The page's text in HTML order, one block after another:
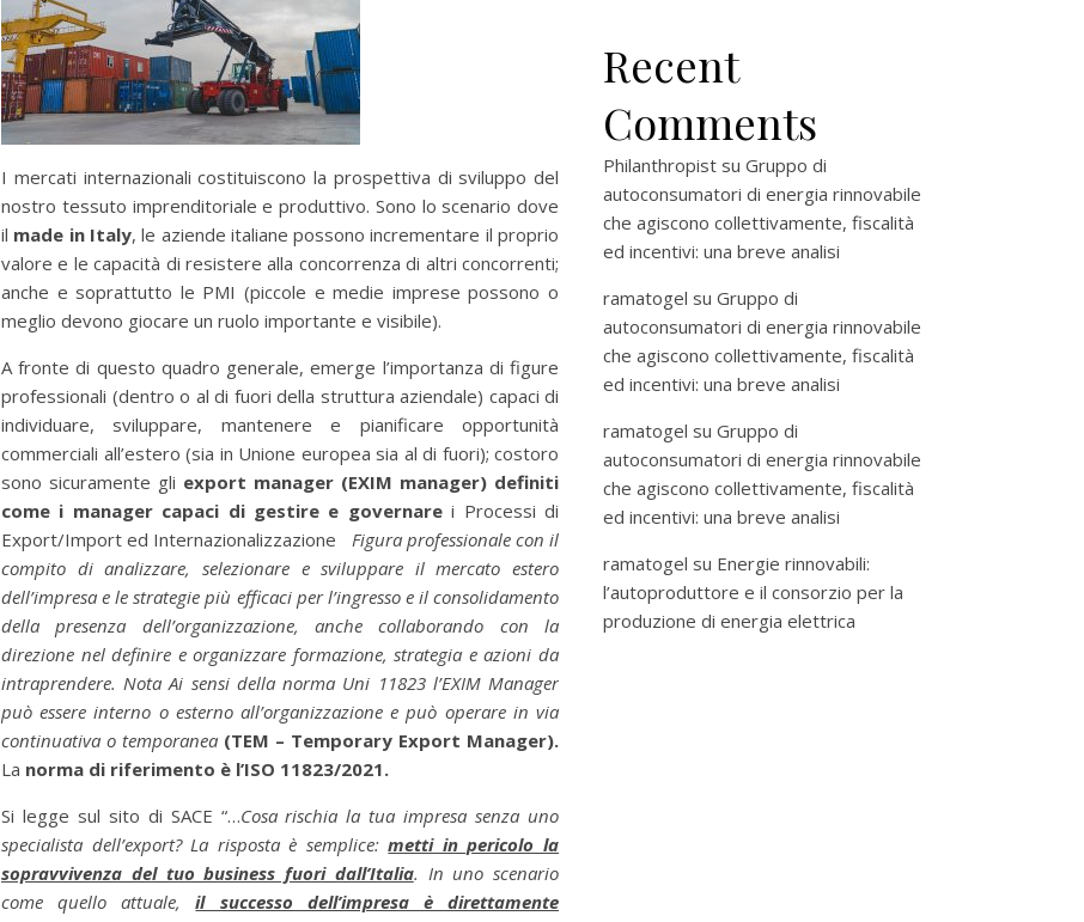
I mercati internazionali costituiscono la prospettiva di sviluppo del
nostro tessuto imprenditoriale e produttivo. Sono lo scenario dove
il made in Italy, le aziende italiane possono incrementare il proprio
valore e le capacità di resistere alla concorrenza di altri concorrenti;
anche e soprattutto le PMI (piccole e medie imprese possono o
meglio devono giocare un ruolo importante e visibile).
A fronte di questo quadro generale, emerge l’importanza di figure
professionali (dentro o al di fuori della struttura aziendale) capaci di
individuare, sviluppare, mantenere e pianificare opportunità
commerciali all’estero (sia in Unione europea sia al di fuori); costoro
sono sicuramente gli export manager (EXIM manager) definiti
come i manager capaci di gestire e governarei Processi di
Export/Import ed Internazionalizzazione Figura professionale con il
compito di analizzare, selezionare e sviluppare il mercato estero
dell’impresa e le strategie più efficaci per l’ingresso e il consolidamento
della presenza dell’organizzazione, anche collaborando con la
direzione nel definire e organizzare formazione, strategia e azioni da
intraprendere. Nota Ai sensi della norma Uni 11823 l’EXIM Manager
può essere interno o esterno all’organizzazione e può operare in via
continuativa o temporanea (TEM – Temporary Export Manager).
La norma di riferimento è l’ISO 11823/2021.
Si legge sul sito di SACE “…Cosa rischia la tua impresa senza uno
specialista dell’export? La risposta è semplice:metti in pericolo la
sopravvivenza del tuo business fuori dall’Italia. In uno scenario
come quello attuale,il successo dell’impresa è direttamente
Recent
Comments
Philanthropist su Gruppo di
autoconsumatori di energia rinnovabile
che agiscono collettivamente, fiscalità
ed incentivi: una breve analisi
ramatogel su Gruppo di
autoconsumatori di energia rinnovabile
che agiscono collettivamente, fiscalità
ed incentivi: una breve analisi
ramatogel su Gruppo di
autoconsumatori di energia rinnovabile
che agiscono collettivamente, fiscalità
ed incentivi: una breve analisi
ramatogel su Energie rinnovabili:
l’autoproduttore e il consorzio per la
produzione di energia elettrica